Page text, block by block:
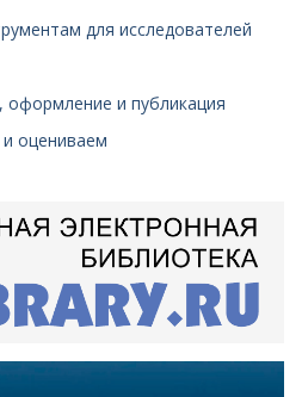
для исследователей
оформление и публикация
оцениваем